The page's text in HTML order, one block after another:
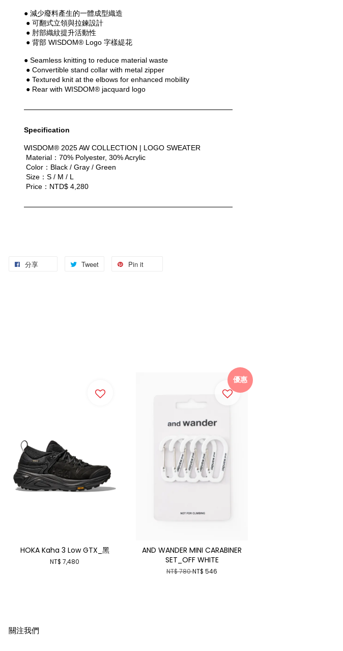
● 減少廢料產生的一體成型織造
● 可翻式立領與拉鍊設計
● 肘部織紋提升活動性
● 背部 WISDOM® Logo 字樣緹花
● Seamless knitting to reduce material waste
● Convertible stand collar with metal zipper
● Textured knit at the elbows for enhanced mobility
● Rear with WISDOM® jacquard logo
Specification
WISDOM® 2025 AW COLLECTION | LOGO SWEATER
Material：70% Polyester, 30% Acrylic
Color：Black / Gray / Green
Size：S / M / L
Price：NTD$ 4,280
分享 Tweet Pin it
HOKA Kaha 3 Low GTX_黑
NT$ 7,480
優惠
AND WANDER MINI CARABINER
SET_OFF WHITE
NT$ 780NT$ 546
關注我們